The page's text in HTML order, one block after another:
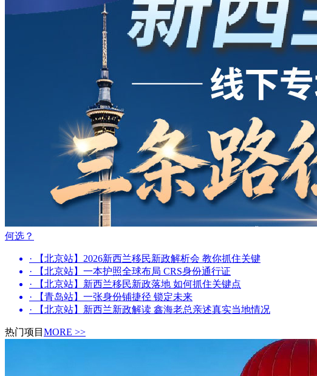
何选？
· 【北京站】2026新西兰移民新政解析会 教你抓住关键
· 【北京站】一本护照全球布局 CRS身份通行证
· 【北京站】新西兰移民新政落地 如何抓住关键点
· 【青岛站】一张身份铺捷径 锁定未来
· 【北京站】新西兰新政解读 鑫海老总亲述真实当地情况
热门项目 MORE >>